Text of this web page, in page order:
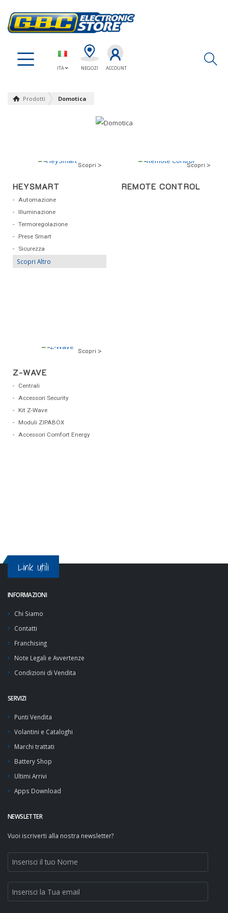
ITA NEGOZI ACCOUNT
Prodotti Domotica
Scopri >
HEYSMART
Automazione
Illuminazione
Termoregolazione
Prese Smart
Sicurezza
Scopri Altro
Scopri >
REMOTE CONTROL
Scopri >
Z-WAVE
Centrali
Accessori Security
Kit Z-Wave
Moduli ZIPABOX
Accessori Comfort Energy
Link Utili
INFORMAZIONI
Chi Siamo
Contatti
Franchising
Note Legali e Avvertenze
Condizioni di Vendita
SERVIZI
Punti Vendita
Volantini e Cataloghi
Marchi trattati
Battery Shop
Ultimi Arrivi
Apps Download
NEWSLETTER
Vuoi iscriverti alla nostra newsletter?